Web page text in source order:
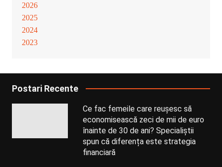
2026
2025
2024
2023
Postari Recente
Ce fac femeile care reușesc să
economisească zeci de mii de euro
înainte de 30 de ani? Specialiștii
spun că diferența este strategia
financiară